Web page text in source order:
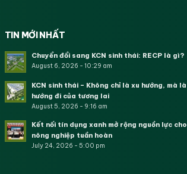
TIN MỚI NHẤT
Chuyển đổi sang KCN sinh thái: RECP là gì?
August 6, 2026 - 10:29 am
KCN sinh thái – Không chỉ là xu hướng, mà là
hướng đi của tương lai
August 5, 2026 - 9:16 am
Kết nối tín dụng xanh mở rộng nguồn lực cho
nông nghiệp tuần hoàn
July 24, 2026 - 5:00 pm